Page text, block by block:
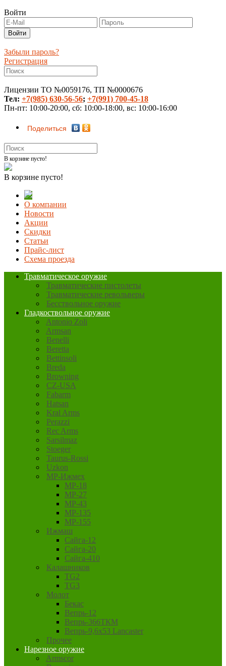
Войти
Забыли пароль?
Регистрация
Лицензии ТО №0059176, ТП №0000676
Тел: +7(985) 630-56-56; +7(991) 700-45-18
Пн-пт: 10:00-20:00, сб: 10:00-18:00, вс: 10:00-16:00
Поделиться
В корзине пусто!
В корзине пусто!
О компании
Новости
Акции
Скидки
Статьи
Прайс-лист
Схема проезда
Травматическое оружие
Травматические пистолеты
Травматические револьверы
Бесствольное оружие
Гладкоствольное оружие
Antonio Zoli
Armsan
Benelli
Beretta
Bettinsoli
Breda
Browning
CZ-USA
Fabarm
Hatsan
Kral Arms
Perazzi
Rec Arms
Sarsilmaz
Stoeger
Taurus-Rossi
Uzkon
MP-Ижмех
MP-18
MP-27
MP-43
MP-135
MP-155
Ижмаш
Сайга-12
Сайга-20
Сайга-410
Калашников
TG2
TG3
Молот
Бекас
Вепрь-12
Вепрь-366ТКМ
Вепрь-9,6х53 Lancaster
Прочее
Нарезное оружие
Armscor